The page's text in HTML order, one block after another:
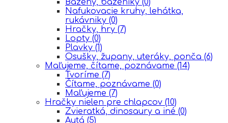
Nafukovacie kruhy, lehátka,
rukávniky (0)
Hračky, hry (7)
Lopty (0)
Plavky (1)
Osušky, župany, uteráky, ponča (6)
Maľujeme, čítame, poznávame (14)
Tvoríme (7)
Čítame, poznávame (0)
Maľujeme (7)
Hračky nielen pre chlapcov (10)
Zvieratká, dinosaury a iné (0)
Autá (5)